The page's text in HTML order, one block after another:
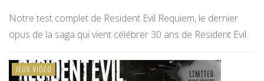
Notre test complet de Resident Evil Requiem, le dernier
opus de la saga qui vient célébrer 30 ans de Resident Evil.
JEUX VIDÉO